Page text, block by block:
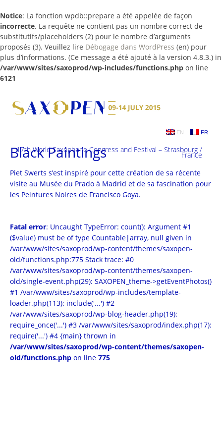
Notice: La fonction wpdb::prepare a été appelée de façon
incorrecte. La requête ne contient pas un nombre correct de
substitutifs/placeholders (2) pour le nombre d’arguments
proposés (3). Veuillez lire Débogage dans WordPress (en) pour
plus d’informations. (Ce message a été ajouté à la version 4.8.3.) in
/var/www/sites/saxoprod/wp-includes/functions.php on line
6121
content
EN FR
17th World Saxophone Congress and Festival – Strasbourg /
France
Black Paintings
Piet Swerts s’est inspiré pour cette création de sa récente
visite au Musée du Prado à Madrid et de sa fascination pour
les Peintures Noires de Francisco Goya.
Fatal error: Uncaught TypeError: count(): Argument #1
($value) must be of type Countable|array, null given in
/var/www/sites/saxoprod/wp-content/themes/saxopen-
old/functions.php:775 Stack trace: #0
/var/www/sites/saxoprod/wp-content/themes/saxopen-
old/single-event.php(29): SAXOPEN_theme->getEventPhotos()
#1 /var/www/sites/saxoprod/wp-includes/template-
loader.php(113): include('...') #2
/var/www/sites/saxoprod/wp-blog-header.php(19):
require_once('...') #3 /var/www/sites/saxoprod/index.php(17):
require('...') #4 {main} thrown in
/var/www/sites/saxoprod/wp-content/themes/saxopen-
old/functions.php on line 775